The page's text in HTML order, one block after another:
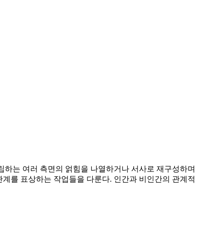
는 여러 측면의 얽힘을 나열하거나 서사로 재구성하며
를 표상하는 작업들을 다룬다. 인간과 비인간의 관계적